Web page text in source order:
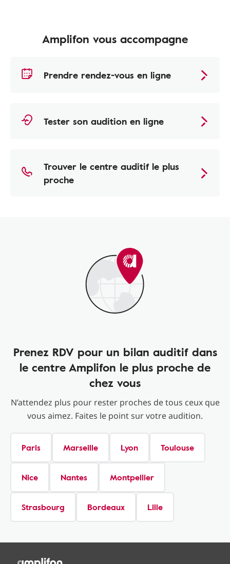
Amplifon vous accompagne
Prendre rendez-vous en ligne
Tester son audition en ligne
Trouver le centre auditif le plus
proche
Prenez RDV pour un bilan auditif dans
le centre Amplifon le plus proche de
chez vous
N’attendez plus pour rester proches de tous ceux que
vous aimez. Faites le point sur votre audition.
Paris Marseille Lyon Toulouse
Nice Nantes Montpellier
Strasbourg Bordeaux Lille